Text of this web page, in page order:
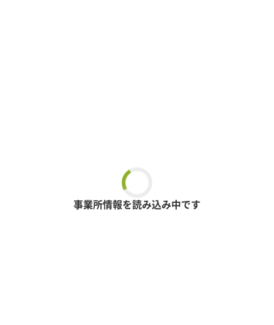
事業所情報を読み込み中です